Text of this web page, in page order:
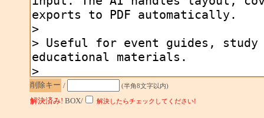
削除キー / (半角8文字以内)
解決済み! BOX/ 解決したらチェックしてください!